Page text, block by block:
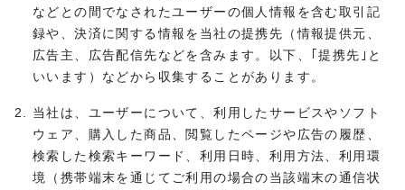
などとの間でなされたユーザーの個人情報を含む取引記
録や、決済に関する情報を当社の提携先（情報提供元、
広告主、広告配信先などを含みます。以下、｢提携先｣と
いいます）などから収集することがあります。
当社は、ユーザーについて、利用したサービスやソフト
ウェア、購入した商品、閲覧したページや広告の履歴、
検索した検索キーワード、利用日時、利用方法、利用環
境（携帯端末を通じてご利用の場合の当該端末の通信状